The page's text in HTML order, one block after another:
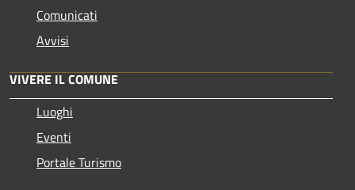
Comunicati
Avvisi
VIVERE IL COMUNE
Luoghi
Eventi
Portale Turismo